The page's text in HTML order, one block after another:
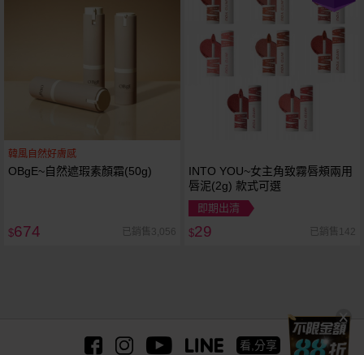
韓風自然好膚感
OBgE~自然遮瑕素顏霜(50g)
$674 已銷售3,056
INTO YOU~女主角致霧唇頰兩用
唇泥(2g) 款式可選
即期出清
$29 已銷售142
看,分享